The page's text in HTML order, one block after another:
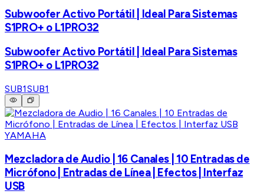
Subwoofer Activo Portátil | Ideal Para Sistemas
S1PRO+ o L1PRO32
Subwoofer Activo Portátil | Ideal Para Sistemas
S1PRO+ o L1PRO32
SUB1SUB1
YAMAHA
Mezcladora de Audio | 16 Canales | 10 Entradas de
Micrófono | Entradas de Línea | Efectos | Interfaz
USB